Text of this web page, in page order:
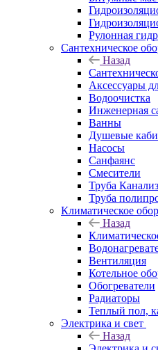
Рулонная
Сантехническое
Назад
Аксессуары
Водоочистка
Инженерная
Ванны
Душевые
Насосы
Санфаянс
Смесители
Труба
Труба
Климатическое
Назад
Вентиляция
Котельное
Обогреватели
Радиаторы
Теплый пол,
Электрика и свет
Назад